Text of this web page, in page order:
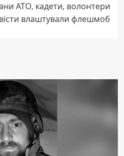
АТО, кадети, волонтери
влаштували флешмоб